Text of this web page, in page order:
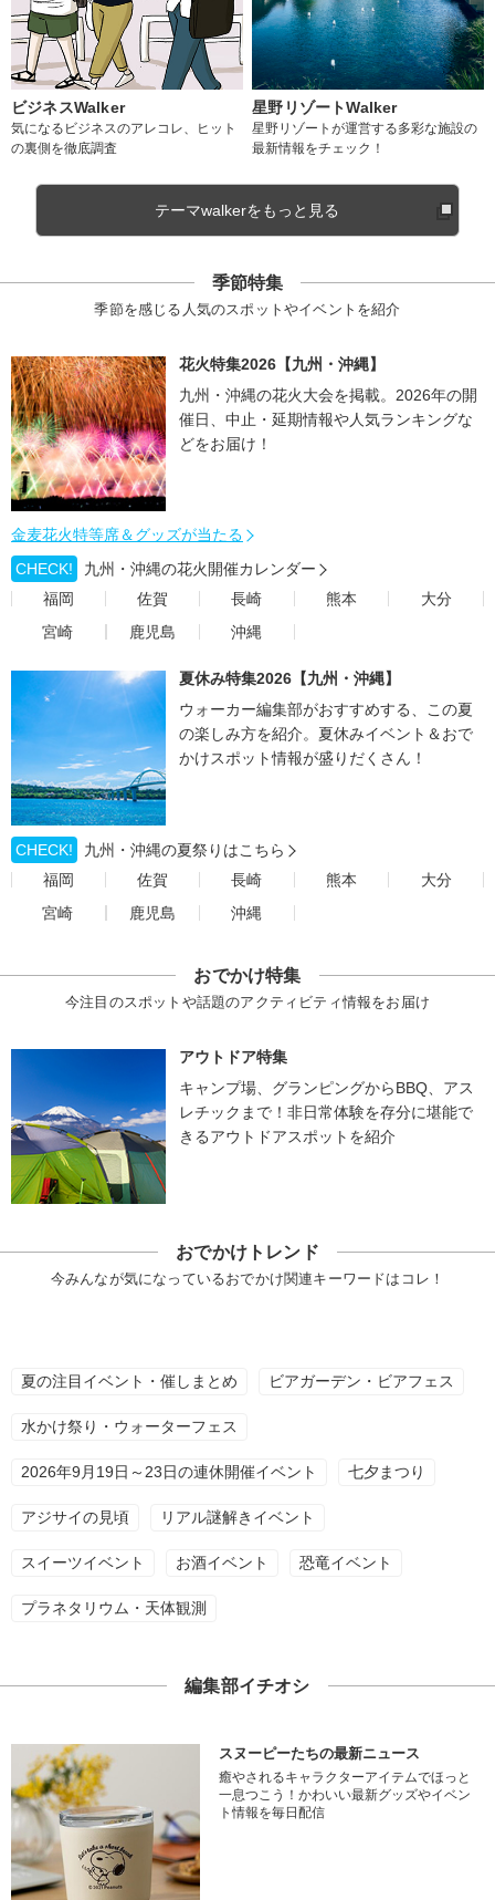
ビジネスWalker
気になるビジネスのアレコレ、ヒット
の裏側を徹底調査
星野リゾートWalker
星野リゾートが運営する多彩な施設の
最新情報をチェック！
テーマwalkerをもっと見る
季節特集
季節を感じる人気のスポットやイベントを紹介
花火特集2026【九州・沖縄】
九州・沖縄の花火大会を掲載。2026年の開
催日、中止・延期情報や人気ランキングな
どをお届け！
金麦花火特等席＆グッズが当たる
CHECK!
九州・沖縄の花火開催カレンダー
福岡
佐賀 長崎 熊本
大分
宮崎
鹿児島 沖縄
夏休み特集2026【九州・沖縄】
ウォーカー編集部がおすすめする、この夏
の楽しみ方を紹介。夏休みイベント＆おで
かけスポット情報が盛りだくさん！
CHECK!
九州・沖縄の夏祭りはこちら
福岡
佐賀 長崎 熊本
大分
宮崎
鹿児島 沖縄
おでかけ特集
今注目のスポットや話題のアクティビティ情報をお届け
アウトドア特集
キャンプ場、グランピングからBBQ、アス
レチックまで！非日常体験を存分に堪能で
きるアウトドアスポットを紹介
おでかけトレンド
今みんなが気になっているおでかけ関連キーワードはコレ！
夏の注目イベント・催しまとめ ビアガーデン・ビアフェス
水かけ祭り・ウォーターフェス
2026年9月19日～23日の連休開催イベント 七夕まつり
アジサイの見頃 リアル謎解きイベント
スイーツイベント お酒イベント 恐竜イベント
プラネタリウム・天体観測
編集部イチオシ
スヌーピーたちの最新ニュース
癒やされるキャラクターアイテムでほっと
一息つこう！かわいい最新グッズやイベン
ト情報を毎日配信